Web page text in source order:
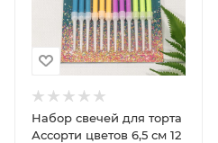
Набор свечей для торта
Ассорти цветов 6,5 см 12